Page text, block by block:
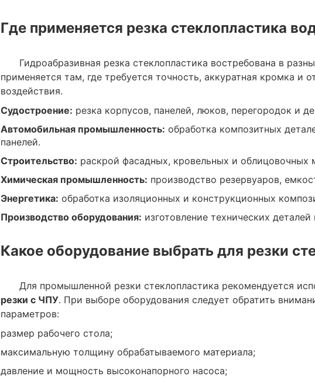
Где применяется резка стеклопластика
Гидроабразивная резка стеклопластика востребована в
применяется там, где требуется точность, аккуратная кромка и
воздействия.
Судостроение: резка корпусов, панелей, люков, перегородок и
Автомобильная промышленность: обработка композитных
панелей.
Строительство: раскрой фасадных, кровельных и облицовочных
Химическая промышленность: производство резервуаров,
Энергетика: обработка изоляционных и конструкционных
Производство оборудования: изготовление технических
Какое оборудование выбрать для резки
Для промышленной резки стеклопластика рекомендуется
резки с ЧПУ. При выборе оборудования следует обратить
параметров:
размер рабочего стола;
максимальную толщину обрабатываемого материала;
давление и мощность высоконапорного насоса;